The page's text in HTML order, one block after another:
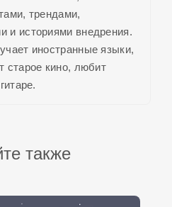
трендами,
и историями внедрения.
иностранные языки,
старое кино, любит
также